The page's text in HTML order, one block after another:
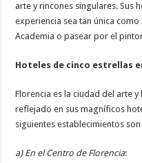
arte y rincones singulares. Sus
experiencia sea tan única
Academia o pasear por el
Hoteles de cinco estrellas
Florencia es la ciudad del arte
reflejado en sus magníficos
siguientes establecimientos
a) En el Centro de Florencia: